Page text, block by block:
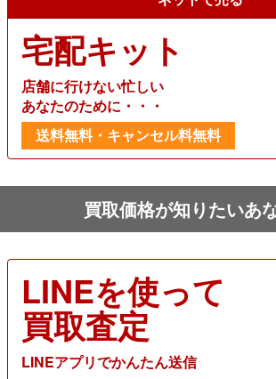
宅配キット
店舗に行けない忙しい
あなたのために・・・
送料無料・キャンセル料無料
買取価格が知りたいあ
LINEを使って
買取査定
LINEアプリでかんたん送信